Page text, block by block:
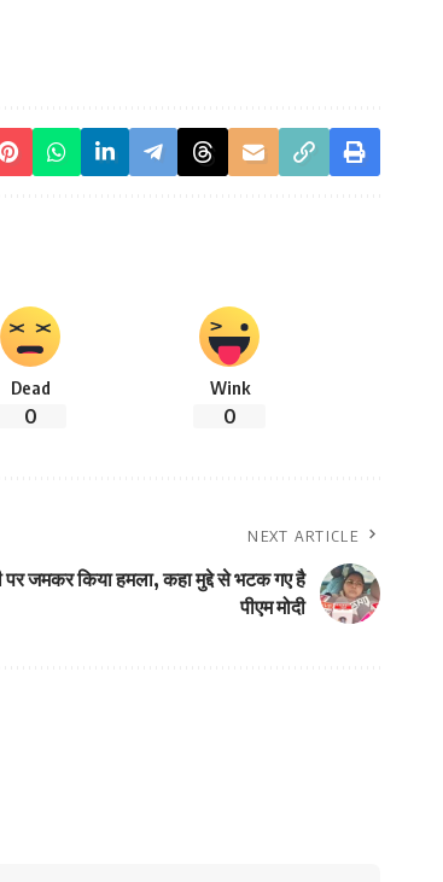
Dead
0
Wink
0
NEXT ARTICLE
पर जमकर किया हमला, कहा मुद्दे से भटक गए है
पीएम मोदी